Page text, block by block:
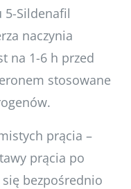
Sildenafil
naczynia
na 1-6 h przed
stosowane
prącia –
prącia po
bezpośrednio